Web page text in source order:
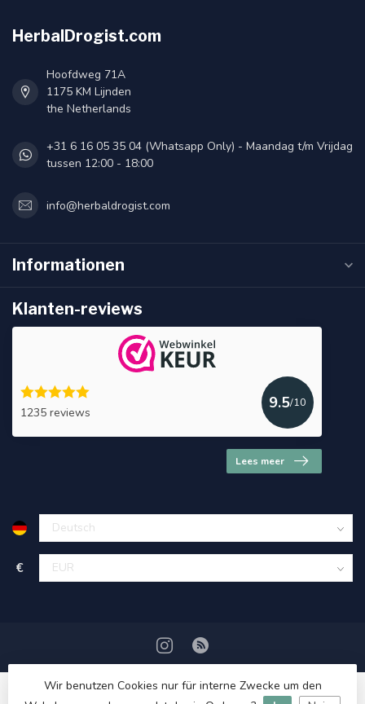
HerbalDrogist.com
Hoofdweg 71A
1175 KM Lijnden
the Netherlands
+31 6 16 05 35 04 (Whatsapp Only) - Maandag t/m Vrijdag
tussen 12:00 - 18:00
info@herbaldrogist.com
Informationen
Klanten-reviews
1235 reviews
9.5/10
Lees meer
€
Wir benutzen Cookies nur für interne Zwecke um den